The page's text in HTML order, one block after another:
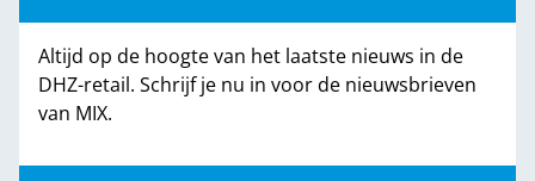
Altijd op de hoogte van het laatste nieuws in de
DHZ-retail. Schrijf je nu in voor de nieuwsbrieven
van MIX.